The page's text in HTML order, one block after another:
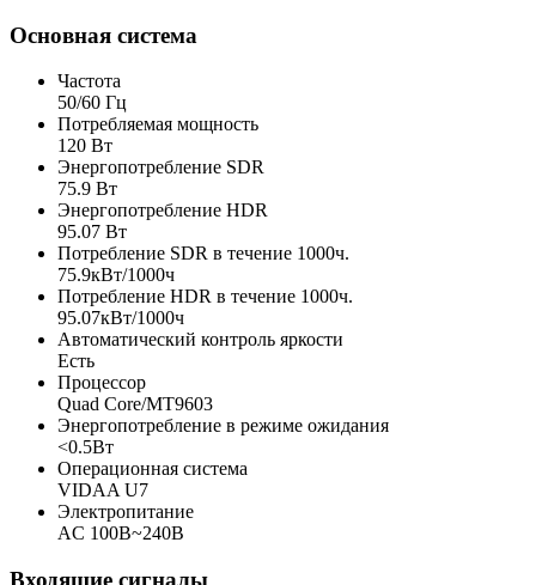
Основная система
Частота
50/60 Гц
Потребляемая мощность
120 Вт
Энергопотребление SDR
75.9 Вт
Энергопотребление HDR
95.07 Вт
Потребление SDR в течение 1000ч.
75.9кВт/1000ч
Потребление HDR в течение 1000ч.
95.07кВт/1000ч
Автоматический контроль яркости
Есть
Процессор
Quad Core/MT9603
Энергопотребление в режиме ожидания
<0.5Вт
Операционная система
VIDAA U7
Электропитание
AC 100В~240В
Входящие сигналы